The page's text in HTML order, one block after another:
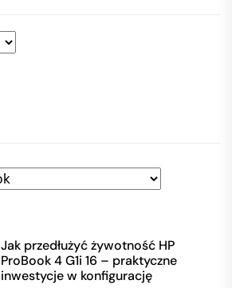
Jak przedłużyć żywotność HP
ProBook 4 G1i 16 – praktyczne
inwestycje w konfigurację